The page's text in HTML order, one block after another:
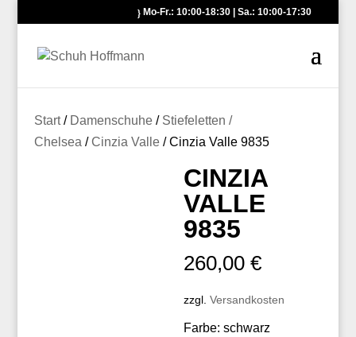
Mo-Fr.: 10:00-18:30 | Sa.: 10:00-17:30
Start/ Damenschuhe/ Stiefeletten /
Chelsea /Cinzia Valle/ Cinzia Valle 9835
CINZIA
VALLE
9835
260,00€
zzgl.Versandkosten
Farbe: schwarz